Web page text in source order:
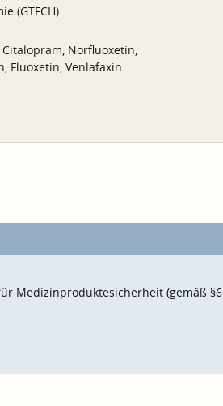
(GTFCH)
Norfluoxetin,
Fluoxetin, Venlafaxin
Medizinproduktesicherheit (gemäß §6